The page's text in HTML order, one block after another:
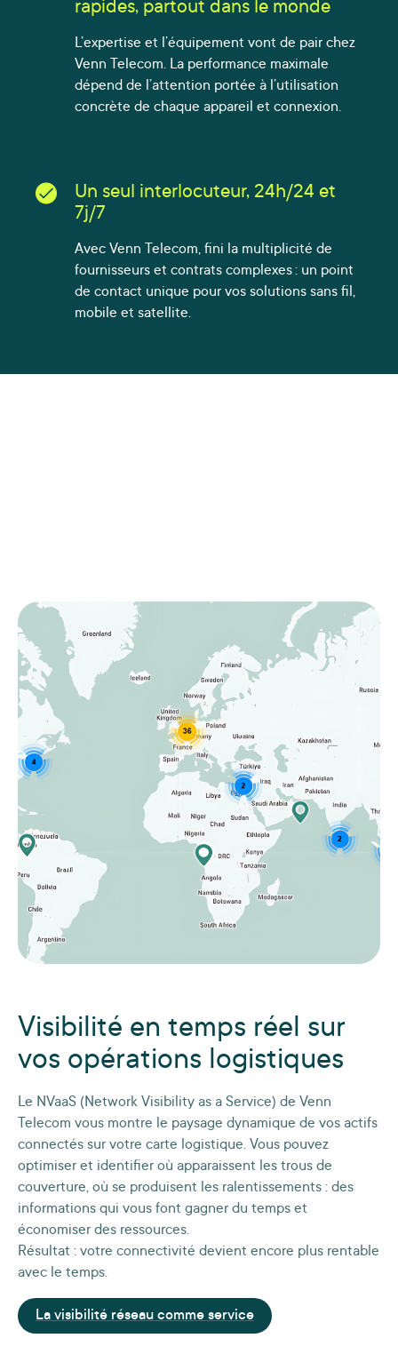
rapides, partout dans le monde
L’expertise et l’équipement vont de pair chez
Venn Telecom. La performance maximale
dépend de l’attention portée à l’utilisation
concrète de chaque appareil et connexion.
Un seul interlocuteur, 24h/24 et
7j/7
Avec Venn Telecom, fini la multiplicité de
fournisseurs et contrats complexes : un point
de contact unique pour vos solutions sans fil,
mobile et satellite.
Visibilité en temps réel sur
vos opérations logistiques
Le NVaaS (Network Visibility as a Service) de Venn
Telecom vous montre le paysage dynamique de vos actifs
connectés sur votre carte logistique. Vous pouvez
optimiser et identifier où apparaissent les trous de
couverture, où se produisent les ralentissements : des
informations qui vous font gagner du temps et
économiser des ressources.
Résultat : votre connectivité devient encore plus rentable
avec le temps.
La visibilité réseau comme service